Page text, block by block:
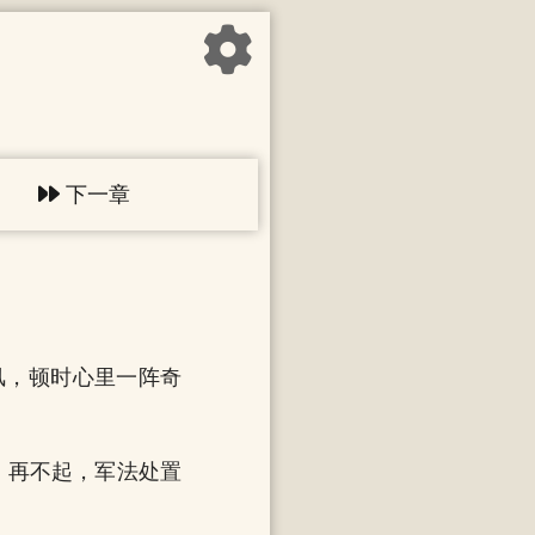
下一章
顿时心里一阵奇
不起，军法处置